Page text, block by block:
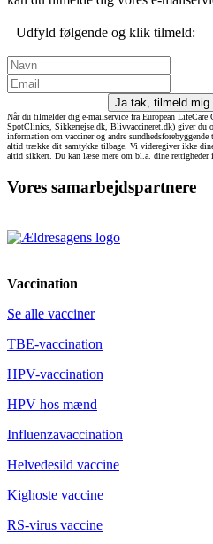
Udfyld følgende og klik tilmeld:
Ja tak, tilmeld mig
Når du tilmelder dig e-mailservice fra European LifeCare
SpotClinics, Sikkerrejse.dk, Blivvaccineret.dk) giver du
information om vacciner og andre
altid trække dit samtykke tilbage. Vi videregiver ikke
altid sikkert. Du kan læse mere om bl.a. dine rettigheder
Vores samarbejdspartnere
Vaccination
Se alle vacciner
TBE-vaccination
HPV-vaccination
HPV hos mænd
Influenzavaccination
Helvedesild vaccine
Kighoste vaccine
RS-virus vaccine